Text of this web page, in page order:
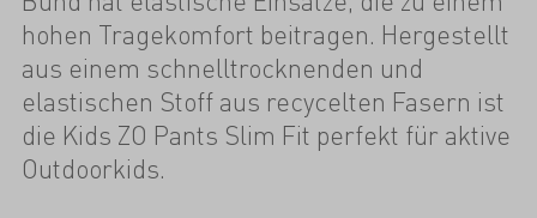
hohen Tragekomfort beitragen. Hergestellt
aus einem schnelltrocknenden und
elastischen Stoff aus recycelten Fasern ist
die Kids ZO Pants Slim Fit perfekt für aktive
Outdoorkids.